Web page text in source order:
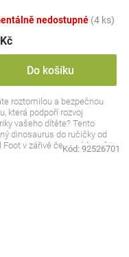
nedostupné (4 ks)
Do košíku
roztomilou a bezpečnou
která podpoří rozvoj
vašeho dítěte? Tento
dinosaurus do ručičky od
Foot v zářivě červené barvě je
Kód: 92526701